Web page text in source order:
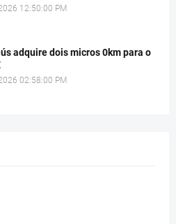
12:50:00 PM
adquire dois micros 0km para o
02:58:00 PM